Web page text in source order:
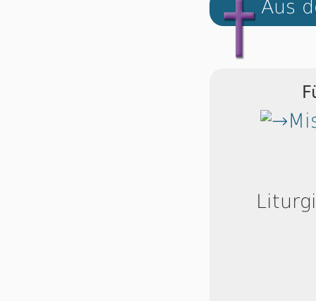
Aus